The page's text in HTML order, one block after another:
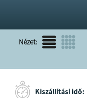
Nézet:
Kiszállítási idő: